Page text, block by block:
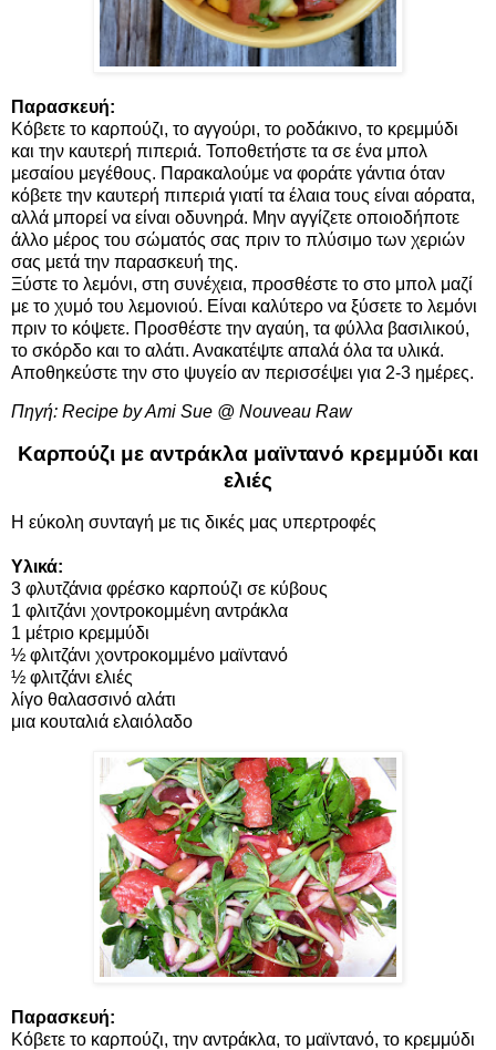
Παρασκευή:
Κόβετε το καρπούζι, το αγγούρι, το ροδάκινο, το κρεμμύδι
και την καυτερή πιπεριά. Τοποθετήστε τα σε ένα μπολ
μεσαίου μεγέθους. Παρακαλούμε να φοράτε γάντια όταν
κόβετε την καυτερή πιπεριά γιατί τα έλαια τους είναι αόρατα,
αλλά μπορεί να είναι οδυνηρά. Μην αγγίζετε οποιοδήποτε
άλλο μέρος του σώματός σας πριν το πλύσιμο των χεριών
σας μετά την παρασκευή της.
Ξύστε το λεμόνι, στη συνέχεια, προσθέστε το στο μπολ μαζί
με το χυμό του λεμονιού. Είναι καλύτερο να ξύσετε το λεμόνι
πριν το κόψετε. Προσθέστε την αγαύη, τα φύλλα βασιλικού,
το σκόρδο και το αλάτι. Ανακατέψτε απαλά όλα τα υλικά.
Αποθηκεύστε την στο ψυγείο αν περισσέψει για 2-3 ημέρες.
Πηγή: Recipe by Ami Sue @ Nouveau Raw
Καρπούζι με αντράκλα μαϊντανό κρεμμύδι και
ελιές
Η εύκολη συνταγή με τις δικές μας υπερτροφές
Υλικά:
3 φλυτζάνια φρέσκο καρπούζι σε κύβους
1 φλιτζάνι χοντροκομμένη αντράκλα
1 μέτριο κρεμμύδι
½ φλιτζάνι χοντροκομμένο μαϊντανό
½ φλιτζάνι ελιές
λίγο θαλασσινό αλάτι
μια κουταλιά ελαιόλαδο
Παρασκευή:
Κόβετε το καρπούζι, την αντράκλα, το μαϊντανό, το κρεμμύδι